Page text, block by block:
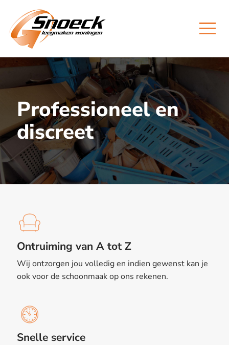
Professioneel en
discreet
Ontruiming van A tot Z
Wij ontzorgen jou volledig en indien gewenst kan je
ook voor de schoonmaak op ons rekenen.
Snelle service